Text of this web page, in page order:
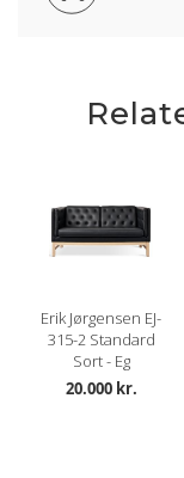
Erik Jørgensen EJ-
315-2 Standard
Sort - Eg
20.000 kr.